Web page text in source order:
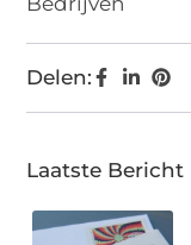
Delen:
Laatste Bericht